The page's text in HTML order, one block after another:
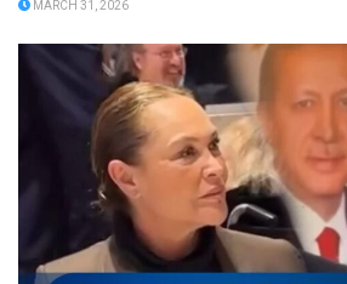
MARCH 31, 2026